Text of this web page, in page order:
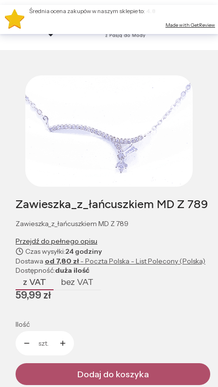
Zawieszka_z_łańcuszkiem MD Z 789
Zawieszka_z_łańcuszkiem MD Z 789
Przejdź do pełnego opisu
Czas wysyłki:24 godziny
Dostawa od 7,80 zł- Poczta Polska - List Polecony (Polska)
Dostępność:duża ilość
z VAT bez VAT
Cena
59,99 zł
Ilość
szt.
Dodaj do koszyka
Średnia ocena zakupów w naszym sklepie to:
Made with GetReview